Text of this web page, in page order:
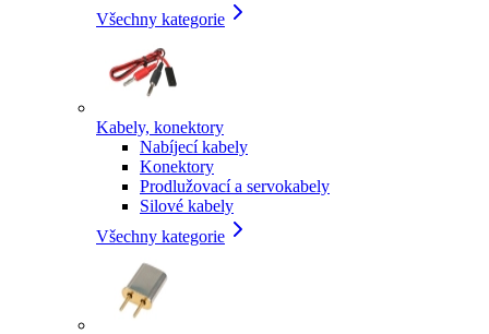
Všechny kategorie
Kabely, konektory
Nabíjecí kabely
Konektory
Prodlužovací a servokabely
Silové kabely
Všechny kategorie